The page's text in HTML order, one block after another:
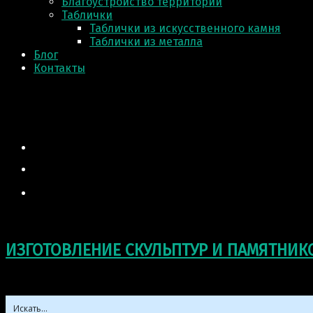
Таблички
Таблички из искусственного камня
Таблички из металла
Блог
Контакты
ИЗГОТОВЛЕНИЕ СКУЛЬПТУР И